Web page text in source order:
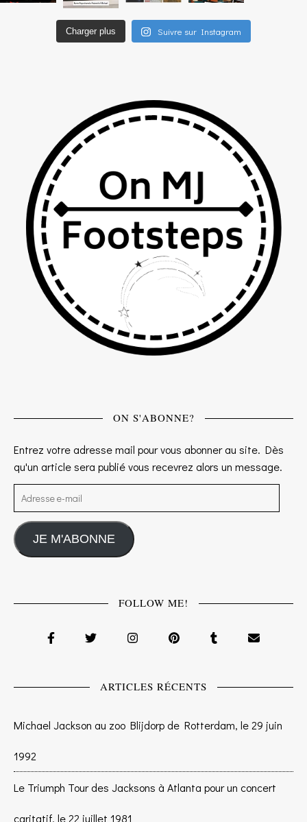
Charger plus Suivre sur Instagram
ON S'ABONNE?
Entrez votre adresse mail pour vous abonner au site. Dès
qu'un article sera publié vous recevrez alors un message.
Adresse e-mail
JE M'ABONNE
FOLLOW ME!
ARTICLES RÉCENTS
Michael Jackson au zoo Blijdorp de Rotterdam, le 29 juin
1992
Le Triumph Tour des Jacksons à Atlanta pour un concert
caritatif, le 22 juillet 1981